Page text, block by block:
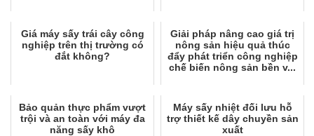
Giá máy sấy trái cây công
nghiệp trên thị trường có
đắt không?
Giải pháp nâng cao giá trị
nông sản hiệu quả thúc
đẩy phát triển công nghiệp
chế biến nông sản bền v...
Bảo quản thực phẩm vượt
trội và an toàn với máy đa
năng sấy khô
Máy sấy nhiệt đối lưu hỗ
trợ thiết kế dây chuyền sản
xuất